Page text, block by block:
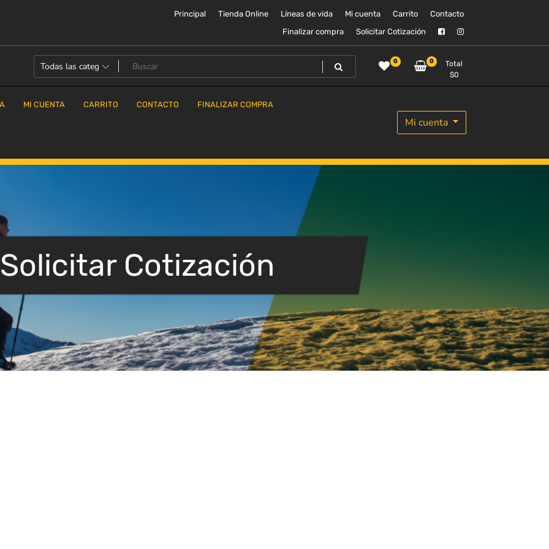
Principal Tienda Online Líneas de vida Mi cuenta Carrito
Contacto
Finalizar compra
Solicitar Cotización
0 0
Total
$0
MI CUENTA CARRITO CONTACTO FINALIZAR COMPRA
Mi cuenta
Solicitar Cotización